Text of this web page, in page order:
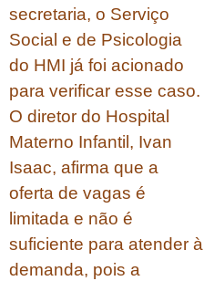
secretaria, o Serviço
Social e de Psicologia
do HMI já foi acionado
para verificar esse caso.
O diretor do Hospital
Materno Infantil, Ivan
Isaac, afirma que a
oferta de vagas é
limitada e não é
suficiente para atender à
demanda, pois a